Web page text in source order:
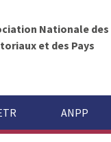
Nationale des
et des Pays
ANPP